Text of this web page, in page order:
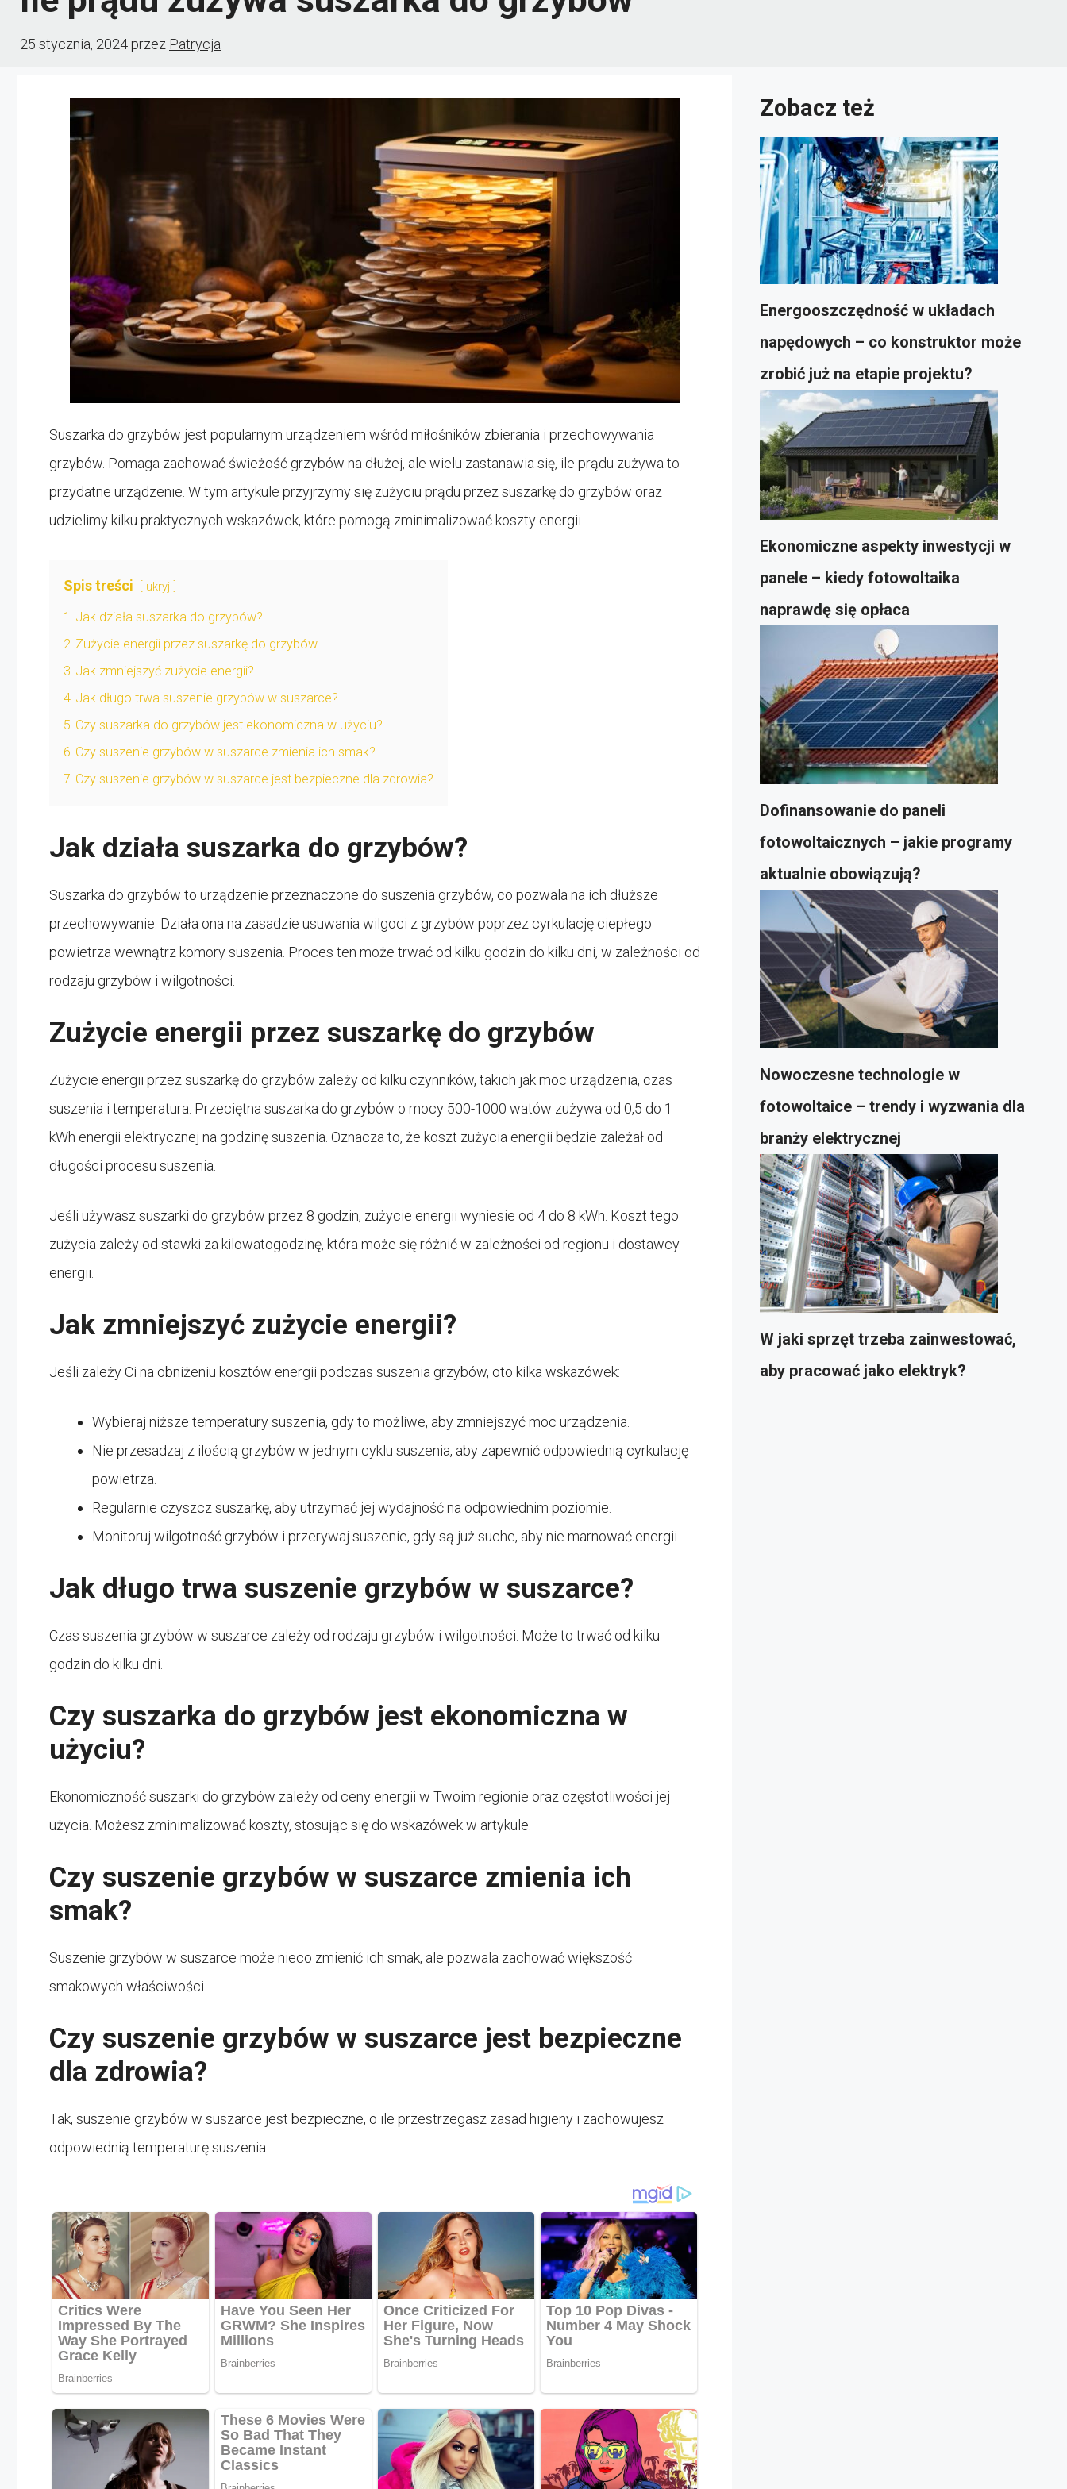
25 stycznia, 2024przez Patrycja
Suszarka do grzybów jest popularnym urządzeniem wśród miłośników zbierania i przechowywania
grzybów. Pomaga zachować świeżość grzybów na dłużej, ale wielu zastanawia się, ile prądu zużywa to
przydatne urządzenie. W tym artykule przyjrzymy się zużyciu prądu przez suszarkę do grzybów oraz
udzielimy kilku praktycznych wskazówek, które pomogą zminimalizować koszty energii.
Spis treści ukryj
1 Jak działa suszarka do grzybów?
2 Zużycie energii przez suszarkę do grzybów
3 Jak zmniejszyć zużycie energii?
4 Jak długo trwa suszenie grzybów w suszarce?
5 Czy suszarka do grzybów jest ekonomiczna w użyciu?
6 Czy suszenie grzybów w suszarce zmienia ich smak?
7 Czy suszenie grzybów w suszarce jest bezpieczne dla zdrowia?
Jak działa suszarka do grzybów?
Suszarka do grzybów to urządzenie przeznaczone do suszenia grzybów, co pozwala na ich dłuższe
przechowywanie. Działa ona na zasadzie usuwania wilgoci z grzybów poprzez cyrkulację ciepłego
powietrza wewnątrz komory suszenia. Proces ten może trwać od kilku godzin do kilku dni, w zależności od
rodzaju grzybów i wilgotności.
Zużycie energii przez suszarkę do grzybów
Zużycie energii przez suszarkę do grzybów zależy od kilku czynników, takich jak moc urządzenia, czas
suszenia i temperatura. Przeciętna suszarka do grzybów o mocy 500-1000 watów zużywa od 0,5 do 1
kWh energii elektrycznej na godzinę suszenia. Oznacza to, że koszt zużycia energii będzie zależał od
długości procesu suszenia.
Jeśli używasz suszarki do grzybów przez 8 godzin, zużycie energii wyniesie od 4 do 8 kWh. Koszt tego
zużycia zależy od stawki za kilowatogodzinę, która może się różnić w zależności od regionu i dostawcy
energii.
Jak zmniejszyć zużycie energii?
Jeśli zależy Ci na obniżeniu kosztów energii podczas suszenia grzybów, oto kilka wskazówek:
Wybieraj niższe temperatury suszenia, gdy to możliwe, aby zmniejszyć moc urządzenia.
Nie przesadzaj z ilością grzybów w jednym cyklu suszenia, aby zapewnić odpowiednią cyrkulację
powietrza.
Regularnie czyszcz suszarkę, aby utrzymać jej wydajność na odpowiednim poziomie.
Monitoruj wilgotność grzybów i przerywaj suszenie, gdy są już suche, aby nie marnować energii.
Jak długo trwa suszenie grzybów w suszarce?
Czas suszenia grzybów w suszarce zależy od rodzaju grzybów i wilgotności. Może to trwać od kilku
godzin do kilku dni.
Czy suszarka do grzybów jest ekonomiczna w
użyciu?
Ekonomiczność suszarki do grzybów zależy od ceny energii w Twoim regionie oraz częstotliwości jej
użycia. Możesz zminimalizować koszty, stosując się do wskazówek w artykule.
Czy suszenie grzybów w suszarce zmienia ich
smak?
Suszenie grzybów w suszarce może nieco zmienić ich smak, ale pozwala zachować większość
smakowych właściwości.
Czy suszenie grzybów w suszarce jest bezpieczne
dla zdrowia?
Tak, suszenie grzybów w suszarce jest bezpieczne, o ile przestrzegasz zasad higieny i zachowujesz
odpowiednią temperaturę suszenia.
Zobacz też
Energooszczędność w układach
napędowych – co konstruktor może
zrobić już na etapie projektu?
Ekonomiczne aspekty inwestycji w
panele – kiedy fotowoltaika
naprawdę się opłaca
Dofinansowanie do paneli
fotowoltaicznych – jakie programy
aktualnie obowiązują?
Nowoczesne technologie w
fotowoltaice – trendy i wyzwania dla
branży elektrycznej
W jaki sprzęt trzeba zainwestować,
aby pracować jako elektryk?